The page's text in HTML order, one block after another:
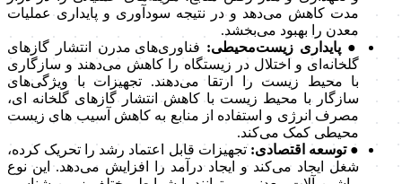
مدت کاهش می‌دهد و در نتیجه سودآوری و پایداری عملیات
معدن را بهبود می‌بخشد.
● پایداری زیست‌محیطی: فناوری‌های مدرن انتشار گازهای
گلخانه‌ای و اختلال در زیستگاه را کاهش می‌دهند و سازگاری
با محیط زیست را ارتقا می‌دهند. تجهیزات با ویژگی‌های
سازگار با محیط زیست با کاهش انتشار گازهای گلخانه ای،
مصرف انرژی و استفاده از منابع به کاهش آسیب های زیست
محیطی کمک می‌کند.
● توسعه اقتصادی:تجهیزات قابل اعتماد رشد را تحریک کرده،
شغل ایجاد می‌کند و ایجاد درآمد را افزایش می‌دهد. این نوع